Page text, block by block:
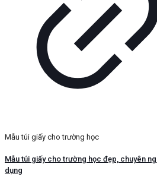
Mẫu túi giấy cho trường học
Mẫu túi giấy cho trường học đẹp, chuyên
dụng